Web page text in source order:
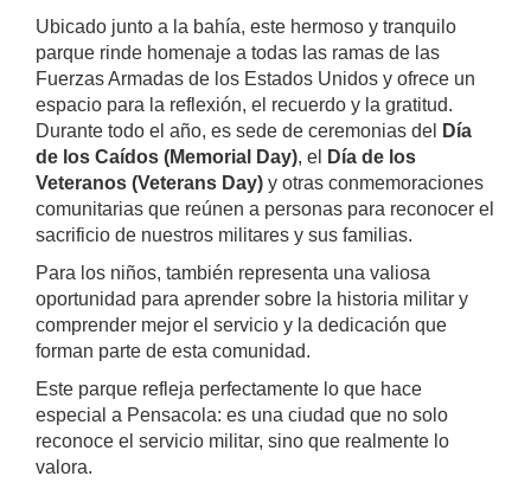
Ubicado junto a la bahía, este hermoso y tranquilo
parque rinde homenaje a todas las ramas de las
Fuerzas Armadas de los Estados Unidos y ofrece un
espacio para la reflexión, el recuerdo y la gratitud.
Durante todo el año, es sede de ceremonias del
Día
de los Caídos (Memorial Day), el
Día de los
Veteranos (Veterans Day) y otras conmemoraciones
comunitarias que reúnen a personas para reconocer el
sacrificio de nuestros militares y sus familias.
Para los niños, también representa una valiosa
oportunidad para aprender sobre la historia militar y
comprender mejor el servicio y la dedicación que
forman parte de esta comunidad.
Este parque refleja perfectamente lo que hace
especial a Pensacola: es una ciudad que no solo
reconoce el servicio militar, sino que realmente lo
valora.